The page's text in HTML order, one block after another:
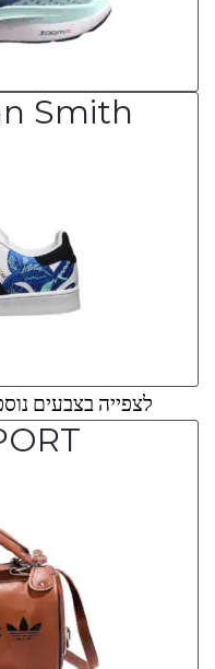
Smith
לצפייה בצבעים